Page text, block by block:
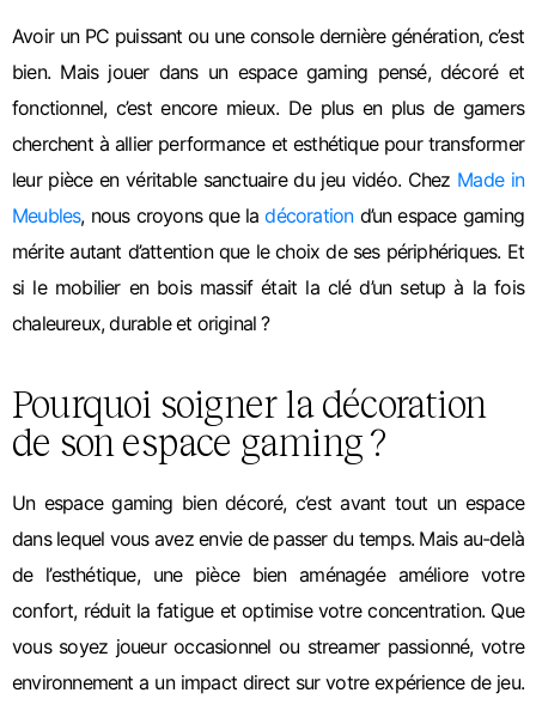
Avoir un PC puissant ou une console dernière génération, c’est
bien. Mais jouer dans un espace gaming pensé, décoré et
fonctionnel, c’est encore mieux. De plus en plus de gamers
cherchent à allier performance et esthétique pour transformer
leur pièce en véritable sanctuaire du jeu vidéo. Chez Made in
Meubles, nous croyons que ladécorationd’un espace gaming
mérite autant d’attention que le choix de ses périphériques. Et
si le mobilier en bois massif était la clé d’un setup à la fois
chaleureux, durable et original ?
Pourquoi soigner la décoration
de son espace gaming ?
Un espace gaming bien décoré, c’est avant tout un espace
dans lequel vous avez envie de passer du temps. Mais au-delà
de l’esthétique, une pièce bien aménagée améliore votre
confort, réduit la fatigue et optimise votre concentration. Que
vous soyez joueur occasionnel ou streamer passionné, votre
environnement a un impact direct sur votre expérience de jeu.